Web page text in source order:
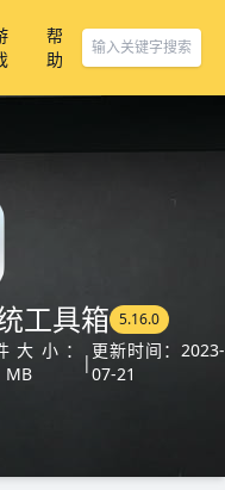
帮
助
工具箱 5.16.0
大小：
MB
|
更新时间：2023-
07-21